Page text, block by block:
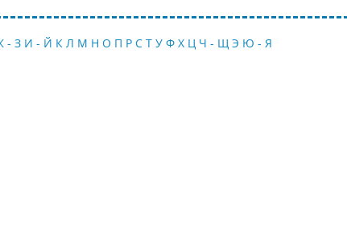
- З И - Й К Л М Н О П Р С Т У Ф Х Ц Ч - Щ Э Ю - Я